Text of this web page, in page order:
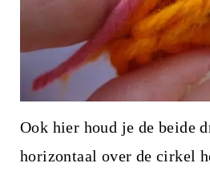
Ook hier houd je de beide
horizontaal over de cirkel